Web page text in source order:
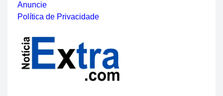
Anuncie
Política de Privacidade